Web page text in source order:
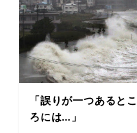
「誤りが一つあるとこ
ろには…」